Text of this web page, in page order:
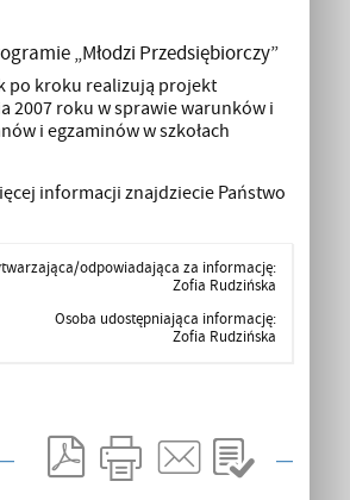
„Młodzi Przedsiębiorczy”
po kroku realizują projekt
2007 roku w sprawie warunków i
i egzaminów w szkołach
informacji znajdziecie Państwo
odpowiadająca za informację:
Zofia Rudzińska
Osoba udostępniająca informację:
Zofia Rudzińska